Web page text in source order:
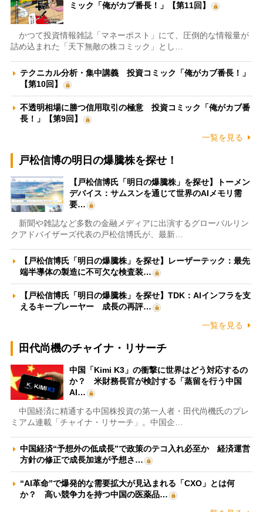
ミック「俺がカブ番長！」【第11回】
かつて投資情報雑誌「マネーポスト」にて、圧倒的な情報量が
詰め込まれた「天下無敵の株コミック」とし…
テクニカル分析・集中講義 投資コミック「俺がカブ番長！」
【第10回】
不透明相場に勝つ信用取引の極意 投資コミック「俺がカブ番
長！」【第9回】
一覧を見る
戸松信博の明日の爆騰株を探せ！
【戸松信博氏「明日の爆騰株」を探せ】トーメン
デバイス：サムスンを通じて世界のAIメモリ需
要…
新聞や雑誌など多数の金融メディアに出演するグローバルリン
クアドバイザーズ代表の戸松信博氏が、最新…
【戸松信博氏「明日の爆騰株」を探せ】レーザーテック：最先
端半導体の製造に不可欠な検査装…
【戸松信博氏「明日の爆騰株」を探せ】TDK：AIインフラを支
えるキープレーヤー 成長の再評…
一覧を見る
田代尚機のチャイナ・リサーチ
中国「Kimi K3」の衝撃に世界はどう対応するの
か？ 米財務長官が検討する「蒸留を行う中国
AI…
中国経済に精通する中国株投資の第一人者・田代尚機氏のプレ
ミアム連載「チャイナ・リサーチ」。中国企…
中国経済“予想外の低成長”で政策のテコ入れ必至か 経済運営
方針の修正で成長加速が予想さ…
“AI革命”で爆発的な需要拡大が見込まれる「CXO」とは何
か？ 高い競争力を持つ中国の医薬品…